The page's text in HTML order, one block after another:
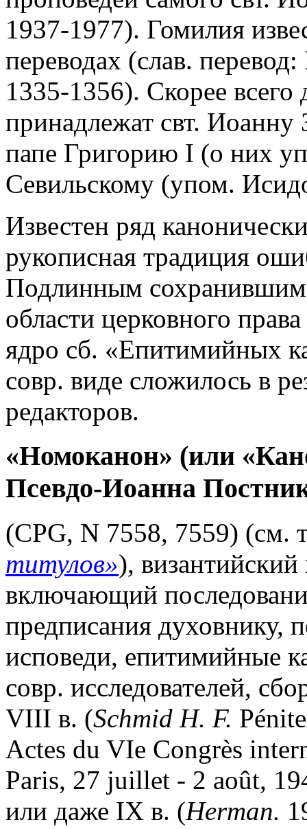
1937-1977). Гомилия
переводах (слав.
1335-1356). Скорее всего
принадлежат свт.
папе Григорию I (о них
Севильскому (упом.
Известен ряд
рукописная традиция
Подлинным
области церковного
ядро сб. «Епитимийных
совр. виде сложилось в
редакторов.
«Номоканон» (или
Псевдо-Иоанна
(CPG, N 7558, 7559) (см.
титулов»),
включающий
предписания духовнику,
исповеди, епитимийные
совр. исследователей,
VIII в. (Schmid H. F.
Actes du VIe Congrès
Paris, 27 juillet - 2 août,
или даже IX в. (Herman.